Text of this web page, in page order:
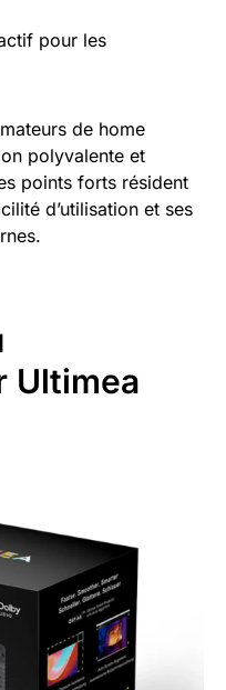
pour les
de home
polyvalente et
points forts résident
d’utilisation et ses
Ultimea